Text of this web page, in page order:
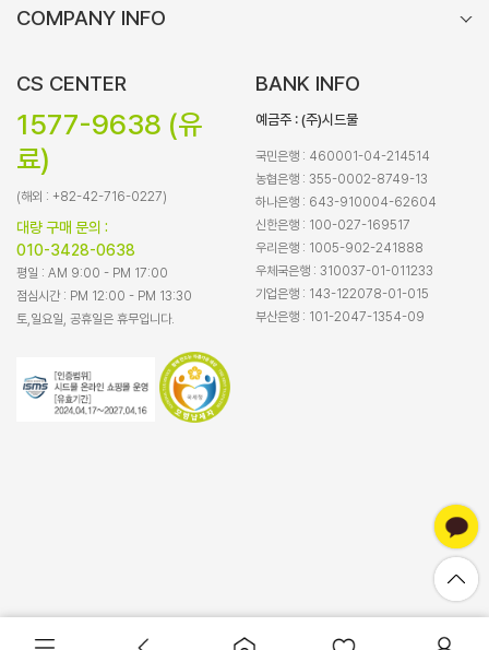
바로구매 장바구니담기
COMPANY INFO
CS CENTER
1577-9638 (유
료)
(해외 : +82-42-716-0227)
대량 구매 문의 :
010-3428-0638
평일 : AM 9:00 - PM 17:00
점심시간 : PM 12:00 - PM 13:30
토,일요일, 공휴일은 휴무입니다.
BANK INFO
예금주 : (주)시드물
국민은행 : 460001-04-214514
농협은행 : 355-0002-8749-13
하나은행 : 643-910004-62604
신한은행 : 100-027-169517
우리은행 : 1005-902-241888
우체국은행 : 310037-01-011233
기업은행 : 143-122078-01-015
부산은행 : 101-2047-1354-09